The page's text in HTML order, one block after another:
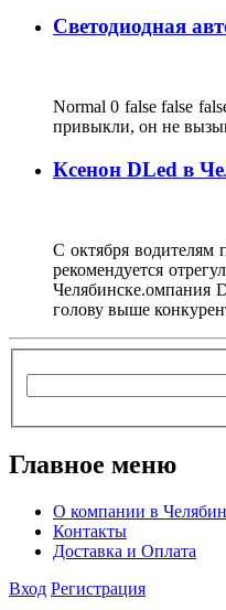
Светодиодная
Normal 0 false false
привыкли, он не
Ксенон DLed в
С октября водителям
рекомендуется
Челябинске.омпания
голову выше
Главное меню
О компании в
Контакты
Доставка и Оплата
Вход Регистрация